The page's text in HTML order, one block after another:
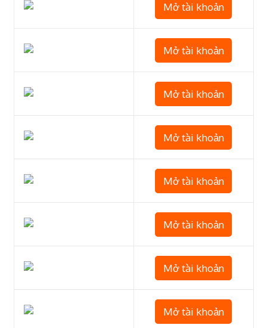
Mở tài khoản
Mở tài khoản
Mở tài khoản
Mở tài khoản
Mở tài khoản
Mở tài khoản
Mở tài khoản
Mở tài khoản